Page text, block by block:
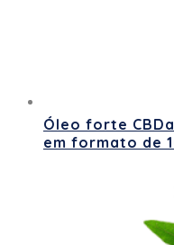
Óleo forte
em formato de